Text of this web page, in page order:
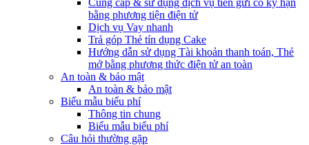
Cung cấp & sử dụng dịch vụ tiền gửi có kỳ hạn
bằng phương tiện điện tử
Dịch vụ Vay nhanh
Trả góp Thẻ tín dụng Cake
Hướng dẫn sử dụng Tài khoản thanh toán, Thẻ
mở bằng phương thức điện tử an toàn
An toàn & bảo mật
An toàn & bảo mật
Biểu mẫu biểu phí
Thông tin chung
Biểu mẫu biểu phí
Câu hỏi thường gặp